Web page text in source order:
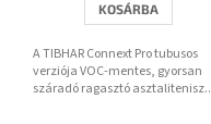
KOSÁRBA
A TIBHAR Connext Pro tubusos
verziója VOC-mentes, gyorsan
száradó ragasztó